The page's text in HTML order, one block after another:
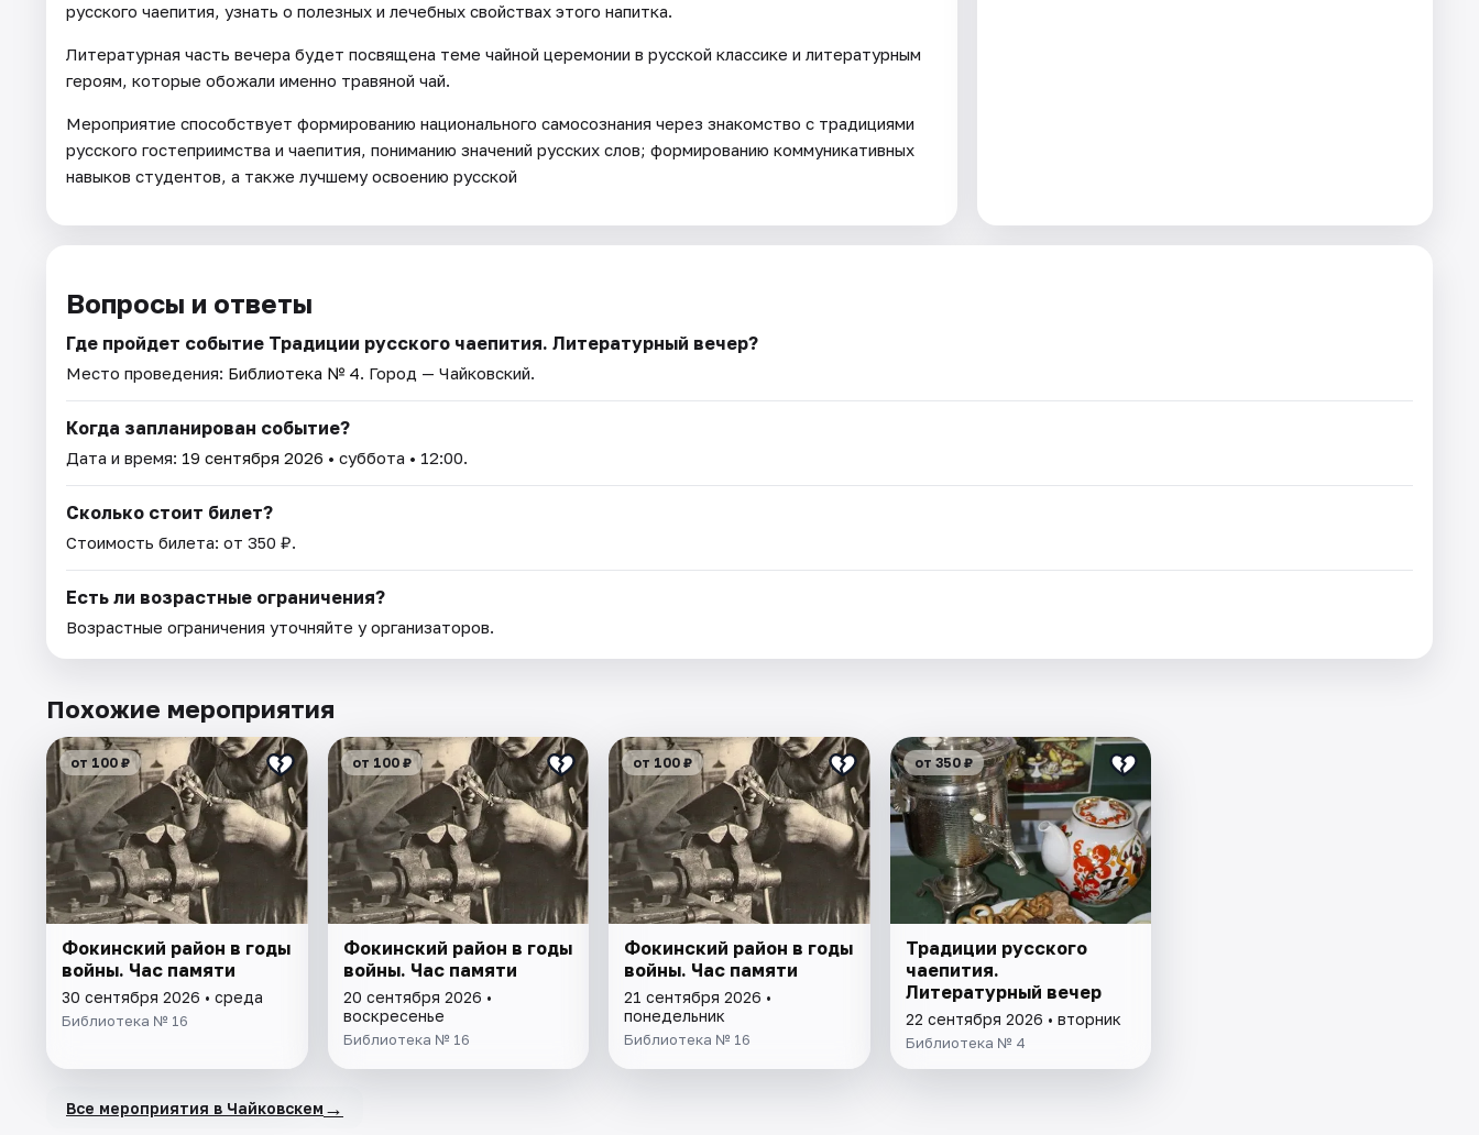
русского чаепития, узнать о полезных и лечебных свойствах этого напитка.
Литературная часть вечера будет посвящена теме чайной церемонии в русской классике и литературным
героям, которые обожали именно травяной чай.
Мероприятие способствует формированию национального самосознания через знакомство с традициями
русского гостеприимства и чаепития, пониманию значений русских слов; формированию коммуникативных
навыков студентов, а также лучшему освоению русской
Вопросы и ответы
Где пройдет событие Традиции русского чаепития. Литературный вечер?
Место проведения: Библиотека № 4. Город — Чайковский.
Когда запланирован событие?
Дата и время: 19 сентября 2026 • суббота • 12:00.
Сколько стоит билет?
Стоимость билета: от 350 ₽.
Есть ли возрастные ограничения?
Возрастные ограничения уточняйте у организаторов.
Похожие мероприятия
от 100 ₽
Фокинский район в годы
войны. Час памяти
30 сентября 2026 • среда
Библиотека № 16
от 100 ₽
Фокинский район в годы
войны. Час памяти
20 сентября 2026 •
воскресенье
Библиотека № 16
от 100 ₽
Фокинский район в годы
войны. Час памяти
21 сентября 2026 •
понедельник
Библиотека № 16
от 350 ₽
Традиции русского
чаепития.
Литературный вечер
22 сентября 2026 • вторник
Библиотека № 4
Все мероприятия в Чайковскем →